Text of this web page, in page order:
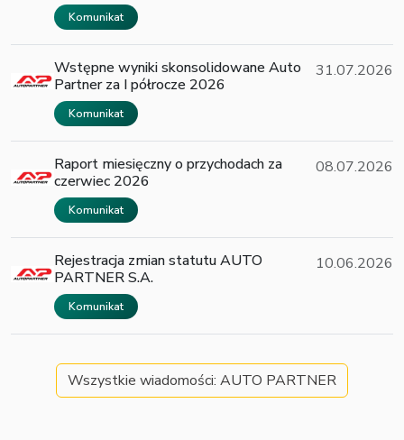
Komunikat
Wstępne wyniki skonsolidowane Auto
Partner za I półrocze 2026
Komunikat
31.07.2026
Raport miesięczny o przychodach za
czerwiec 2026
Komunikat
08.07.2026
Rejestracja zmian statutu AUTO
PARTNER S.A.
Komunikat
10.06.2026
Wszystkie wiadomości: AUTO PARTNER